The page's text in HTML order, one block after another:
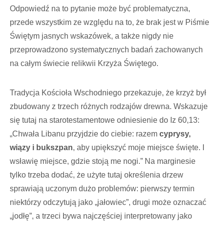
Odpowiedź na to pytanie może być problematyczna,
przede wszystkim ze względu na to, że brak jest w Piśmie
Świętym jasnych wskazówek, a także nigdy nie
przeprowadzono systematycznych badań zachowanych
na całym świecie relikwii Krzyża Świętego.
Tradycja Kościoła Wschodniego przekazuje, że krzyż był
zbudowany z trzech różnych rodzajów drewna. Wskazuje
się tutaj na starotestamentowe odniesienie do Iz 60,13:
„Chwała Libanu przyjdzie do ciebie: razem cyprysy,
wiązy i bukszpan, aby upiększyć moje miejsce święte. I
wsławię miejsce, gdzie stoją me nogi.” Na marginesie
tylko trzeba dodać, że użyte tutaj określenia drzew
sprawiają uczonym dużo problemów: pierwszy termin
niektórzy odczytują jako „jałowiec”, drugi może oznaczać
„jodłę”, a trzeci bywa najczęściej interpretowany jako